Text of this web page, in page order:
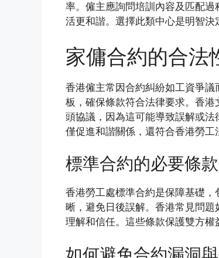
率。僱主應詢問培訓內容及匹配
活更和諧。選擇此類中心是明智決
家傭合約的合法
香港僱主常因合約糾紛如工資爭
板，確保條款符合法律要求。香
頭協議，因為這可能導致誤解或
僅促進和諧關係，還符合香港勞工
標準合約的必要條款
香港勞工處標準合約是保障基礎
晰，避免日後誤解。香港常見問
理解和信任。這些條款保護雙方權